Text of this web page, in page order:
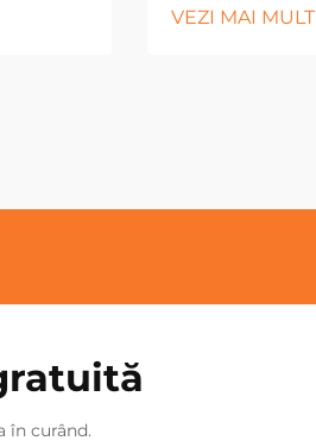
VEZI MAI MULT
în curând.